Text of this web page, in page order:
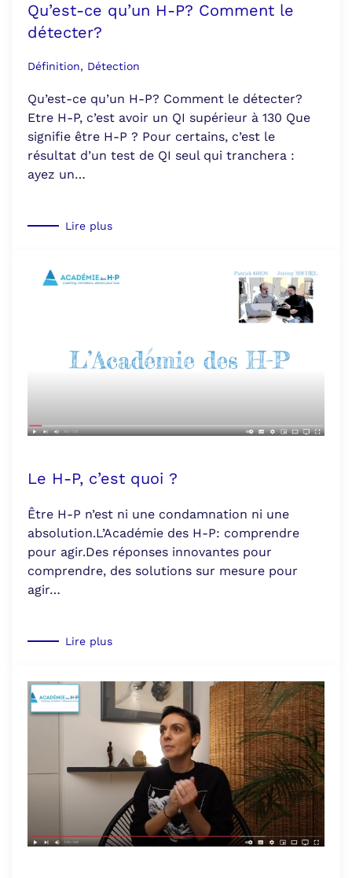
Qu’est-ce qu’un H-P? Comment le
détecter?
Définition, Détection
Qu’est-ce qu’un H-P? Comment le détecter?
Etre H-P, c’est avoir un QI supérieur à 130 Que
signifie être H-P ? Pour certains, c’est le
résultat d’un test de QI seul qui tranchera :
ayez un…
Lire plus
Le H-P, c’est quoi ?
Être H-P n’est ni une condamnation ni une
absolution.L’Académie des H-P: comprendre
pour agir.Des réponses innovantes pour
comprendre, des solutions sur mesure pour
agir…
Lire plus